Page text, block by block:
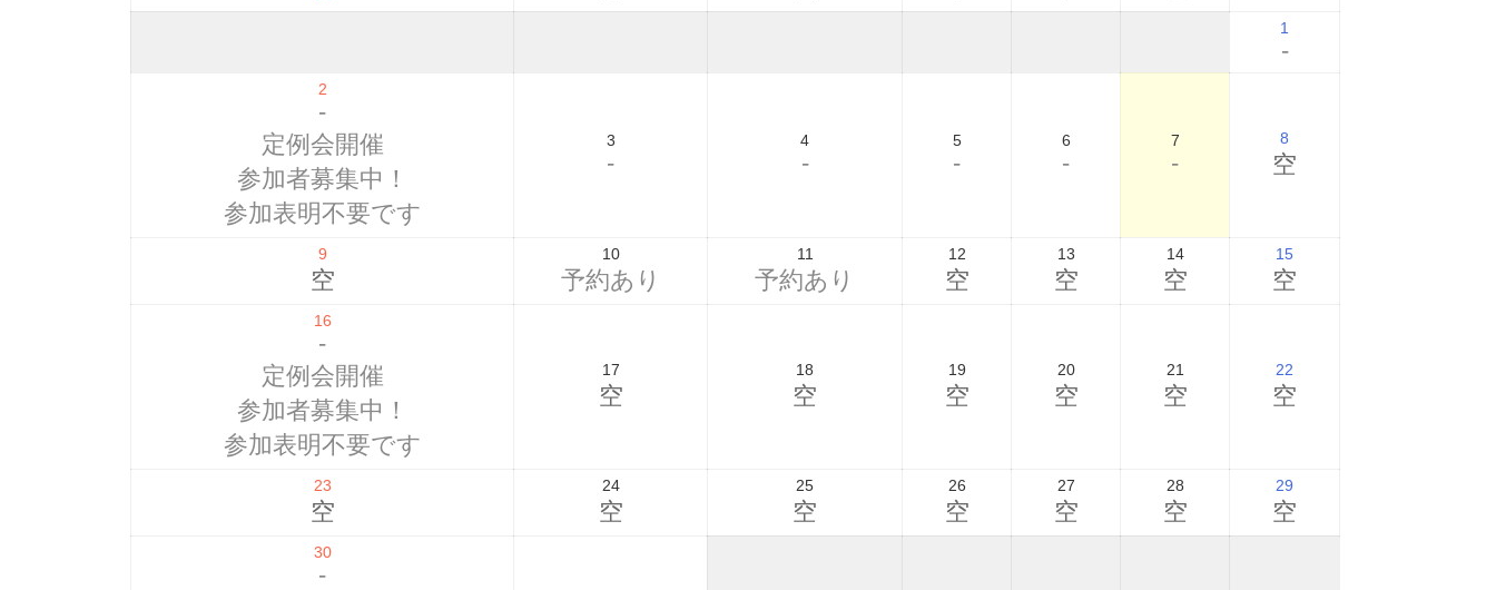
1
-
2
-
定例会開催
参加者募集中！
参加表明不要です
3
-
4
-
5
-
6
-
7
-
8
空
9
空
10
予約あり
11
予約あり
12
空
13
空
14
空
15
空
16
-
定例会開催
参加者募集中！
参加表明不要です
17
空
18
空
19
空
20
空
21
空
22
空
23
空
24
空
25
空
26
空
27
空
28
空
29
空
30
-